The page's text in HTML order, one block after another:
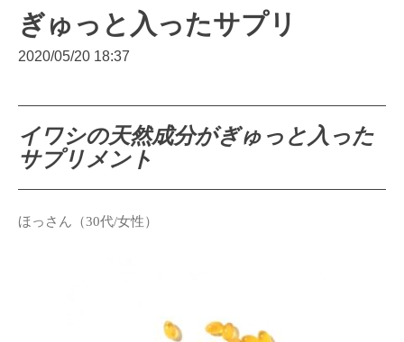
ぎゅっと入ったサプリ
2020/05/20 18:37
イワシの天然成分がぎゅっと入った
サプリメント
ほっさん（30代/女性）